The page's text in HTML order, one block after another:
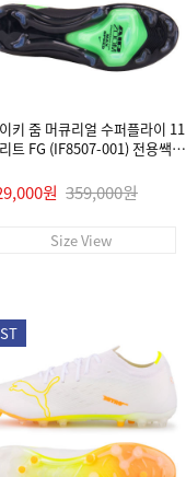
키 줌 머큐리얼 수퍼플라이 11
트 FG (IF8507-001) 전용쌕/
원 359,000원
Size View